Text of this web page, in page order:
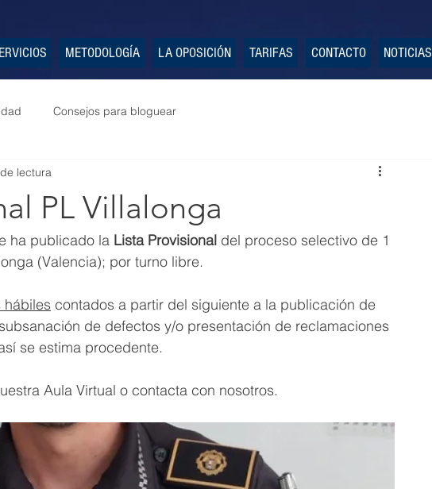
METODOLOGÍA LA OPOSICIÓN TARIFAS CONTACTO NOTICIAS
Consejos para bloguear
PL Villalonga
lectura
ha publicado la Lista Provisional del proceso selectivo de 1
(Valencia); por turno libre.
hábiles contados a partir del siguiente a la publicación de
de defectos y/o presentación de reclamaciones
se estima procedente.
Aula Virtual o contacta con nosotros.